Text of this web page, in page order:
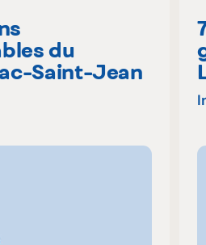
du
Saint-Jean